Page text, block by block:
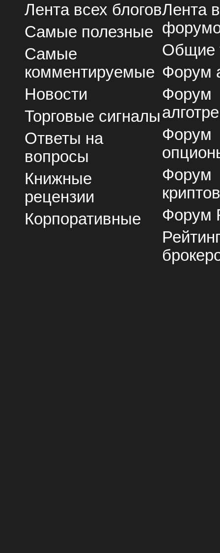
Лента всех блогов
Самые полезные
Самые
комментируемые
Новости
Торговые сигналы
Ответы на
вопросы
Книжные
рецензии
Корпоративные
Лента
Общие
Форум
Форум
Форум
Форум
Форум